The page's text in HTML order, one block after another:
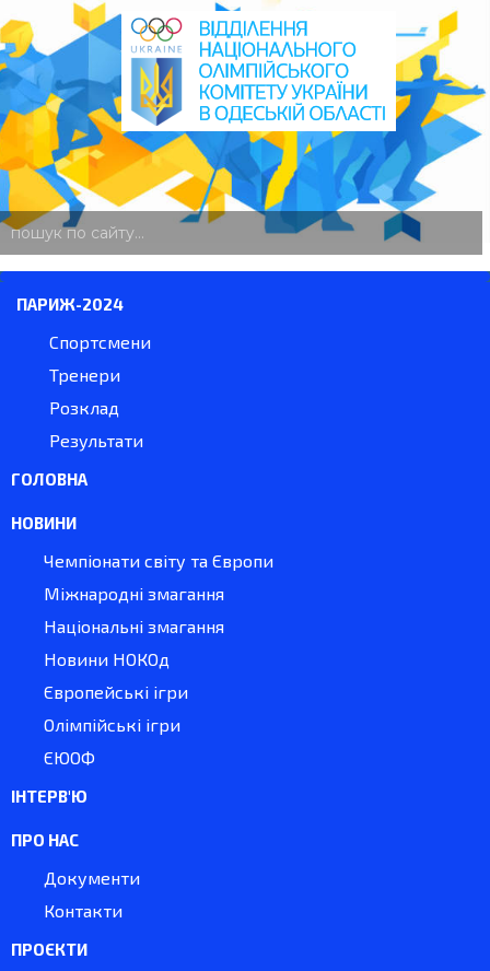
пошук
по
ПАРИЖ-2024
Спортсмени
Тренери
Розклад
Результати
ГОЛОВНА
НОВИНИ
Чемпіонати світу та Європи
Міжнародні змагання
Національні змагання
Новини НОКОд
Європейські ігри
Олімпійські ігри
ЄЮОФ
ІНТЕРВ'Ю
ПРО НАС
Документи
Контакти
ПРОЄКТИ